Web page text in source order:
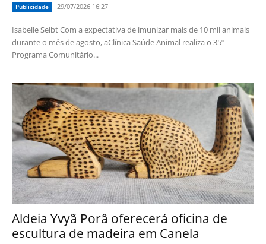
Publicidade 29/07/2026 16:27
Isabelle Seibt Com a expectativa de imunizar mais de 10 mil animais
durante o mês de agosto, aClínica Saúde Animal realiza o 35º
Programa Comunitário...
Aldeia Yvyã Porâ oferecerá oficina de
escultura de madeira em Canela